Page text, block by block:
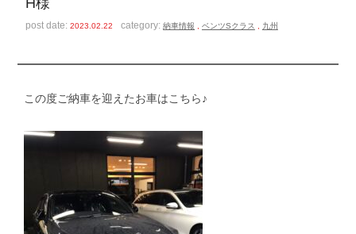
注文販売 自動車保険
スタッフ紹介
お問い合わせ
スタッフblog
ホーム
H様
post date:2023.02.22 category:納車情報 ベンツSクラス 九州
この度ご納車を迎えたお車はこちら♪